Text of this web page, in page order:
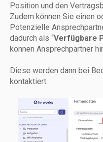
Position und den
Zudem können Sie einen
Potenzielle
dadurch als “Verfügbare
können Ansprechpartner
Diese werden dann bei
kontaktiert.